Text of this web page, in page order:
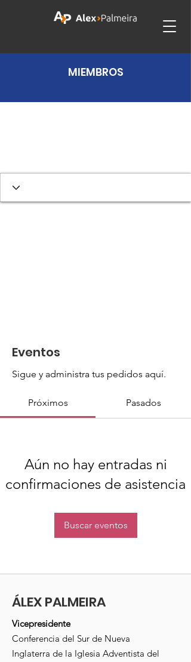
MIEMBROS
Eventos
Sigue y administra tus pedidos aquí.
Próximos Pasados
Aún no hay entradas ni
confirmaciones de asistencia
Buscar eventos
ÁLEX PALMEIRA
Vicepresidente
Conferencia del Sur de Nueva
Inglaterra de la Iglesia Adventista del